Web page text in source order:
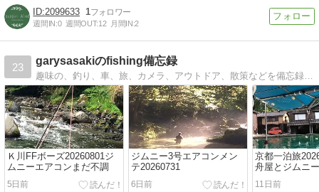
2099633 1
週間IN:0 週間OUT:12 月間IN:2
23
garysasakiのfishing備忘録
趣味の、釣り、車、旅、カメラ、アウトドア、散策などを備忘録として残しています。 カテゴリで選んでいただくと宜しいかと思います。。
Ｋ川FFボーズ20260801ジ
ムニーエアコンまだ不調
5日前
ジムニー3号エアコンメン
テ20260731
6日前
京都一泊旅
舟屋とジムニ
11日前